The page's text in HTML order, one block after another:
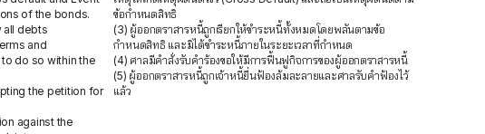
of the bonds.
all debts
and
do so within the
the petition for
against the
ข้อกำหนดสิทธิ
(3) ผู้ออกตราสารหนี้ถูกเรียกให้ชำระหนี้ทั้งหมดโดยพลันตามข้อ
กำหนดสิทธิ และมิได้ชำระหนี้ภายในระยะเวลาที่กำหนด
(4) ศาลมีคำสั่งรับคำร้องขอให้มีการฟื้นฟูกิจการของผู้ออกตราสารหนี้
(5) ผู้ออกตราสารหนี้ถูกเจ้าหนี้ยื่นฟ้องล้มละลายและศาลรับคำฟ้องไว้
แล้ว